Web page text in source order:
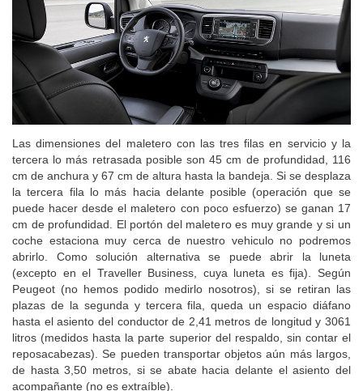
Las dimensiones del maletero con las tres filas en servicio y la
tercera lo más retrasada posible son 45 cm de profundidad, 116
cm de anchura y 67 cm de altura hasta la bandeja. Si se desplaza
la tercera fila lo más hacia delante posible (operación que se
puede hacer desde el maletero con poco esfuerzo) se ganan 17
cm de profundidad. El portón del maletero es muy grande y si un
coche estaciona muy cerca de nuestro vehiculo no podremos
abrirlo. Como solución alternativa se puede abrir la luneta
(excepto en el Traveller Business, cuya luneta es fija). Según
Peugeot (no hemos podido medirlo nosotros), si se retiran las
plazas de la segunda y tercera fila, queda un espacio diáfano
hasta el asiento del conductor de 2,41 metros de longitud y 3061
litros (medidos hasta la parte superior del respaldo, sin contar el
reposacabezas). Se pueden transportar objetos aún más largos,
de hasta 3,50 metros, si se abate hacia delante el asiento del